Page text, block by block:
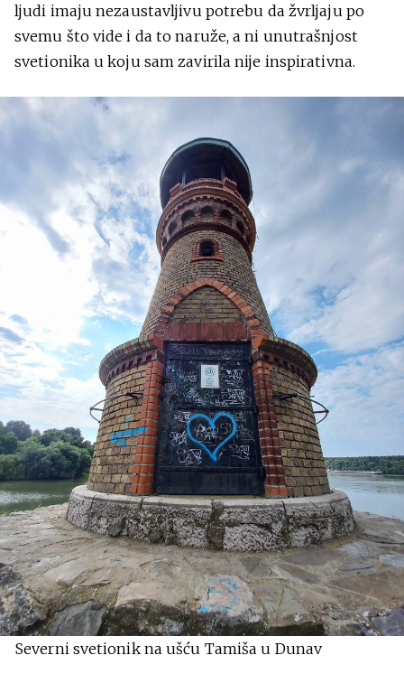
ljudi imaju nezaustavljivu potrebu da žvrljaju po
svemu što vide i da to naruže, a ni unutrašnjost
svetionika u koju sam zavirila nije inspirativna.
Severni svetionik na ušću Tamiša u Dunav